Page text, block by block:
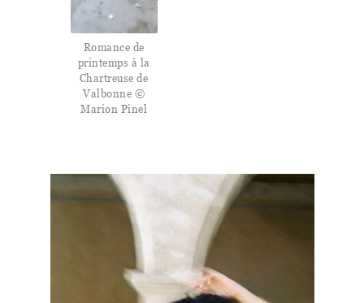
Romance de
printemps à la
Chartreuse de
Valbonne ©
Marion Pinel